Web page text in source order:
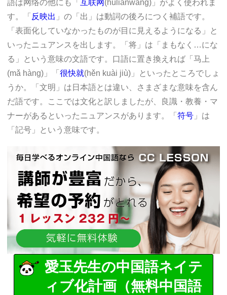
語は网络の他にも「 互联网 (hùliánwǎng)」がよく使われま
す。「 反映出 」の「出」は動詞の後ろにつく補語です。
「表面化していなかったものが目に見えるようになる」と
いったニュアンスを出します。「将」は「まもなく…にな
る」という意味の文語です。口語に置き換えれば「马上
(mǎ hàng)」「 很快就(hěn kuài jiù)」といったところでしょ
うか。「文明」は日本語とは違い、さまざまな意味を含ん
だ語です。ここでは文化と訳しましたが、良識・教養・マ
ナーがあるといったニュアンスがあります。「 符号 」は
「記号」という意味です。
愛玉先生の中国語ネイテ
ィブ化計画（無料中国語